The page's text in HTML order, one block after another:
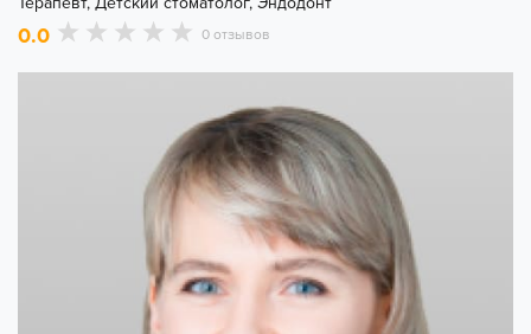
0.0 0 отзывов